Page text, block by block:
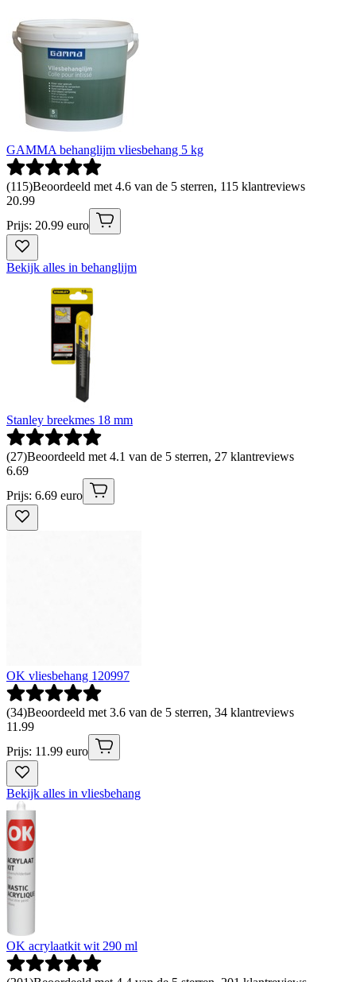
GAMMA behanglijm vliesbehang 5 kg
(115)Beoordeeld met 4.6 van de 5 sterren, 115 klantreviews
20.99
Prijs: 20.99 euro
Bekijk alles in behanglijm
Stanley breekmes 18 mm
(27)Beoordeeld met 4.1 van de 5 sterren, 27 klantreviews
6.69
Prijs: 6.69 euro
OK vliesbehang 120997
(34)Beoordeeld met 3.6 van de 5 sterren, 34 klantreviews
11 .99
Prijs: 11.99 euro
Bekijk alles in vliesbehang
OK acrylaatkit wit 290 ml